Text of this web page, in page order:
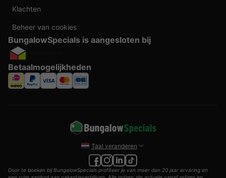
Klachten
Beheer van cookies
BungalowSpecials is aangesloten bij
Betaalmogelijkheden
Taal veranderen
Door te boeken bij BungalowSpecials profiteer je van meer dan 20 jaar ervaring en